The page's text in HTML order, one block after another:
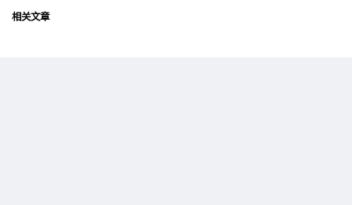
相关文章